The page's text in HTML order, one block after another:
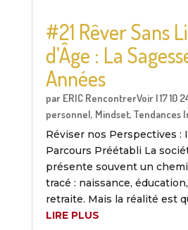
#21 Rêver Sans
d’Âge : La
Années
par ERIC RencontrerVoir|17 10
personnel, Mindset, Tendances
Réviser nos Perspectives :
Parcours Préétabli La
présente souvent un
tracé : naissance,
retraite. Mais la réalité est
LIRE PLUS